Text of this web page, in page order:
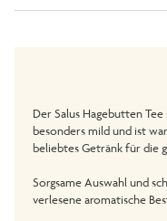
Der Salus Hagebutten
besonders mild und ist
beliebtes Getränk für die
Sorgsame Auswahl und
verlesene aromatische